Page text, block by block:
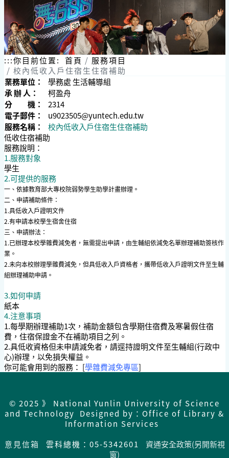
:::你目前位置: 首頁
服務項目
校內低收入戶住宿生住宿補助
業務單位：
學務處 生活輔導組
承 辦 人：
柯盈舟
分 機：
2314
電子郵件：
u9023505@yuntech.edu.tw
服務名稱：
校內低收入戶住宿生住宿補助
低收住宿補助
服務說明：
1.服務對象
學生
2.可提供的服務
一、依據教育部大專校院弱勢學生助學計畫辦理。
二、申請補助條件：
1.具低收入戶證明文件
2.有申請本校學生宿舍住宿
三、申請辦法：
1.已辦理本校學雜費減免者，無需提出申請，由生輔組依減免名單辦理補助簽核作
業。
2.未向本校辦理學雜費減免，但具低收入戶資格者，攜帶低收入戶證明文件至生輔
組辦理補助申請。
3.如何申請
紙本
4.注意事項
1.每學期辦理補助1次，補助金額包含學期住宿費及寒暑假住宿
費，住宿保證金不在補助項目之列。
2.具低收資格但未申請減免者，請逕持證明文件至生輔組(行政中
心)辦理，以免損失權益。
你可能會用到的服務： [學雜費減免專區]
© 2025 》 National Yunlin University of Science
and Technology Designed by：Office of Library &
Information Services
意見信箱
雲科總機：05-5342601
資通安全政策(另開新視
窗)